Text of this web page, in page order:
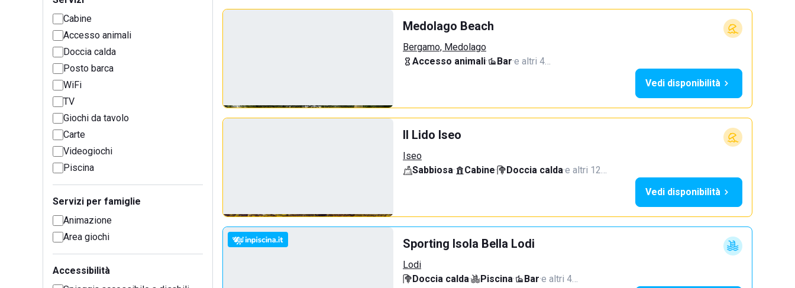
Cabine
Accesso animali
Doccia calda
Posto barca
WiFi
TV
Giochi da tavolo
Carte
Videogiochi
Piscina
Servizi per famiglie
Animazione
Area giochi
Accessibilità
Medolago Beach
Bergamo, Medolago
Accesso animali· Bar·e altri 4…
Vedi disponibilità
Il Lido Iseo
Iseo
Sabbiosa· Cabine· Doccia calda·e altri 12…
Vedi disponibilità
Sporting Isola Bella Lodi
Lodi
Doccia calda· Piscina· Bar·e altri 4…